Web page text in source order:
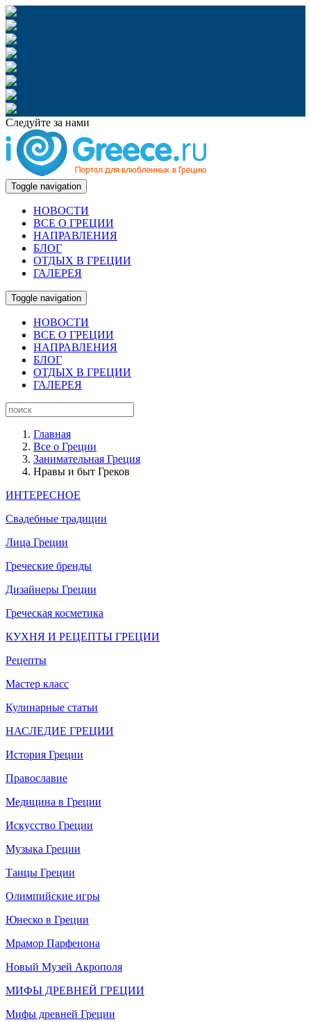
Следуйте за нами
Toggle navigation
НОВОСТИ
ВСЕ О ГРЕЦИИ
НАПРАВЛЕНИЯ
БЛОГ
ОТДЫХ В ГРЕЦИИ
ГАЛЕРЕЯ
Toggle navigation
НОВОСТИ
ВСЕ О ГРЕЦИИ
НАПРАВЛЕНИЯ
БЛОГ
ОТДЫХ В ГРЕЦИИ
ГАЛЕРЕЯ
Главная
Все о Греции
Занимательная Греция
Нравы и быт Греков
ИНТЕРЕСНОЕ
Свадебные традиции
Лица Греции
Греческие бренды
Дизайнеры Греции
Греческая косметика
КУХНЯ И РЕЦЕПТЫ ГРЕЦИИ
Рецепты
Мастер класс
Кулинарные статьи
НАСЛЕДИЕ ГРЕЦИИ
История Греции
Православие
Медицина в Греции
Искусство Греции
Музыка Греции
Танцы Греции
Олимпийские игры
Юнеско в Греции
Мрамор Парфенона
Новый Музей Акрополя
МИФЫ ДРЕВНЕЙ ГРЕЦИИ
Мифы древней Греции